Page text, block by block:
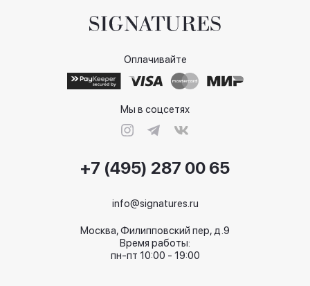
Оплачивайте
Мы в соцсетях
+7 (495) 287 00 65
info@signatures.ru
Москва, Филипповский пер, д.9
Время работы:
пн-пт 10:00 - 19:00